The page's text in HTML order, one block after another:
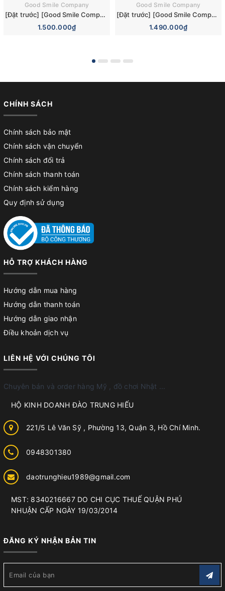
Good Smile Company
[Đặt trước] [Good Smile Company] Mô hình nhân vật Blue Archive Nendoroid 3110 Hina Sorasaki Dress Basic Figure (+Bonus)
1.500.000₫
Good Smile Company
[Đặt trước] [Good Smile Company] Mô hình nhân vật Blue Archive Nendoroid 3084 Mika Misono Swimsuit Basic Figure (Bonus)
1.490.000₫
CHÍNH SÁCH
Chính sách bảo mật
Chính sách vận chuyển
Chính sách đổi trả
Chính sách thanh toán
Chính sách kiểm hàng
Quy định sử dụng
HỖ TRỢ KHÁCH HÀNG
Hướng dẫn mua hàng
Hướng dẫn thanh toán
Hướng dẫn giao nhận
Điều khoản dịch vụ
LIÊN HỆ VỚI CHÚNG TÔI
Chuyên bán và order hàng Mỹ , đồ chơi Nhật ...
HỘ KINH DOANH ĐÀO TRUNG HIẾU
221/5 Lê Văn Sỹ , Phường 13, Quận 3, Hồ Chí Minh.
0948301380
daotrunghieu1989@gmail.com
MST: 8340216667 DO CHI CỤC THUẾ QUẬN PHÚ
NHUẬN CẤP NGÀY 19/03/2014
ĐĂNG KÝ NHẬN BẢN TIN